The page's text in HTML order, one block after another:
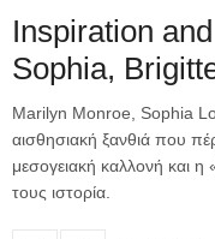
Inspiration
Sophia,
Marilyn Monroe, Sophia
αισθησιακή ξανθιά που
μεσογειακή καλλονή και
τους ιστορία.